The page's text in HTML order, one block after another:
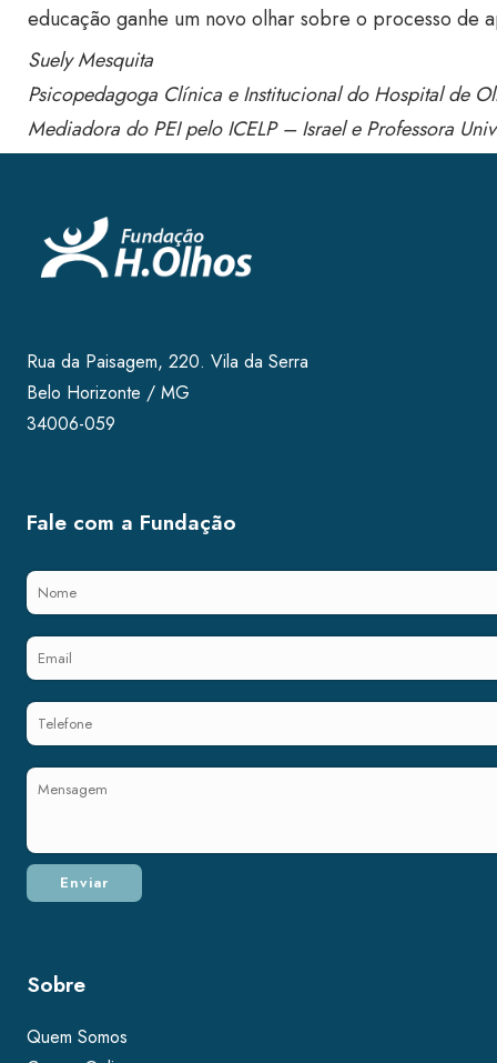
educação ganhe um novo olhar sobre o processo de
Suely Mesquita
Psicopedagoga Clínica e Institucional do Hospital de
Mediadora do PEI pelo ICELP – Israel e Professora
Rua da Paisagem, 220. Vila da Serra
Belo Horizonte / MG
34006-059
Fale com a Fundação
Sobre
Quem Somos